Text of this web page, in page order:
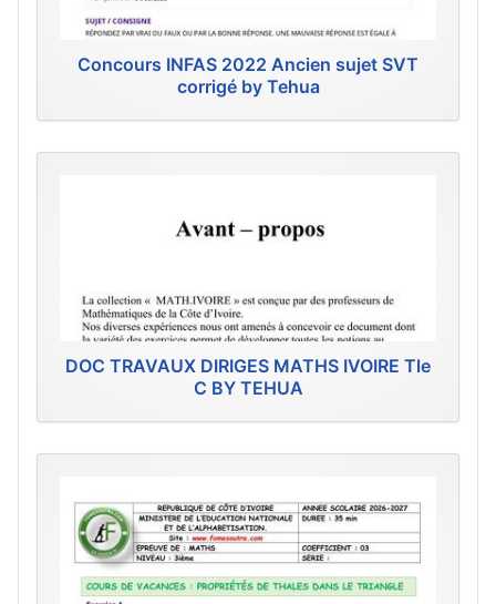
Concours INFAS 2022 Ancien sujet SVT
corrigé by Tehua
DOC TRAVAUX DIRIGES MATHS IVOIRE Tle
C BY TEHUA